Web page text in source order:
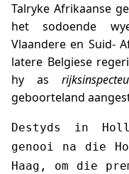
Talryke Afrikaanse
het sodoende
Vlaandere en Suid-
latere Belgiese
hy as
geboorteland
Destyds in
genooi na die
Haag, om die